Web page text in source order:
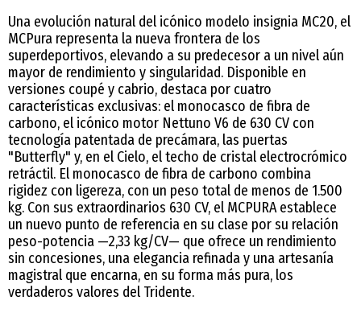
Una evolución natural del icónico modelo insignia MC20, el
MCPura representa la nueva frontera de los
superdeportivos, elevando a su predecesor a un nivel aún
mayor de rendimiento y singularidad. Disponible en
versiones coupé y cabrio, destaca por cuatro
características exclusivas: el monocasco de fibra de
carbono, el icónico motor Nettuno V6 de 630 CV con
tecnología patentada de precámara, las puertas
"Butterfly" y, en el Cielo, el techo de cristal electrocrómico
retráctil. El monocasco de fibra de carbono combina
rigidez con ligereza, con un peso total de menos de 1.500
kg. Con sus extraordinarios 630 CV, el MCPURA establece
un nuevo punto de referencia en su clase por su relación
peso-potencia —2,33 kg/CV— que ofrece un rendimiento
sin concesiones, una elegancia refinada y una artesanía
magistral que encarna, en su forma más pura, los
verdaderos valores del Tridente.